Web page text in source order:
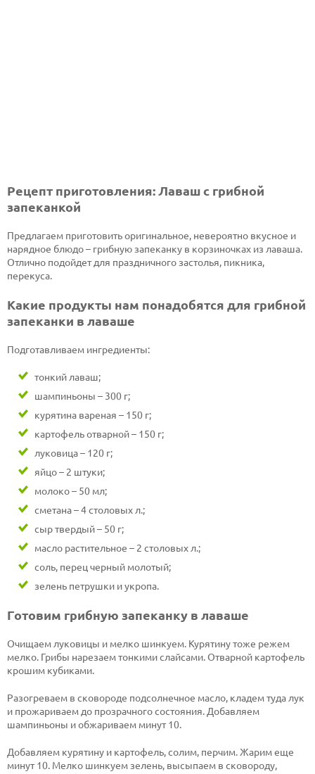
Рецепт приготовления: Лаваш с грибной
запеканкой
Предлагаем приготовить оригинальное, невероятно вкусное и
нарядное блюдо – грибную запеканку в корзиночках из лаваша.
Отлично подойдет для праздничного застолья, пикника,
перекуса.
Какие продукты нам понадобятся для грибной
запеканки в лаваше
Подготавливаем ингредиенты:
тонкий лаваш;
шампиньоны – 300 г;
курятина вареная – 150 г;
картофель отварной – 150 г;
луковица – 120 г;
яйцо – 2 штуки;
молоко – 50 мл;
сметана – 4 столовых л.;
сыр твердый – 50 г;
масло растительное – 2 столовых л.;
соль, перец черный молотый;
зелень петрушки и укропа.
Готовим грибную запеканку в лаваше
Очищаем луковицы и мелко шинкуем. Курятину тоже режем
мелко. Грибы нарезаем тонкими слайсами. Отварной картофель
крошим кубиками.
Разогреваем в сковороде подсолнечное масло, кладем туда лук
и прожариваем до прозрачного состояния. Добавляем
шампиньоны и обжариваем минут 10.
Добавляем курятину и картофель, солим, перчим. Жарим еще
минут 10. Мелко шинкуем зелень, высыпаем в сковороду,